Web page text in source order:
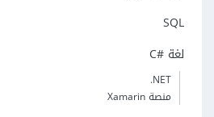
SQL
لغة C#‎
‎.NET
منصة Xamarin